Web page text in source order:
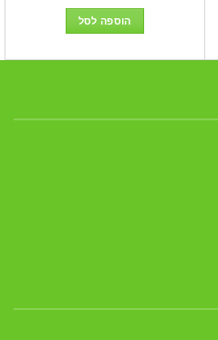
הוספה לסל